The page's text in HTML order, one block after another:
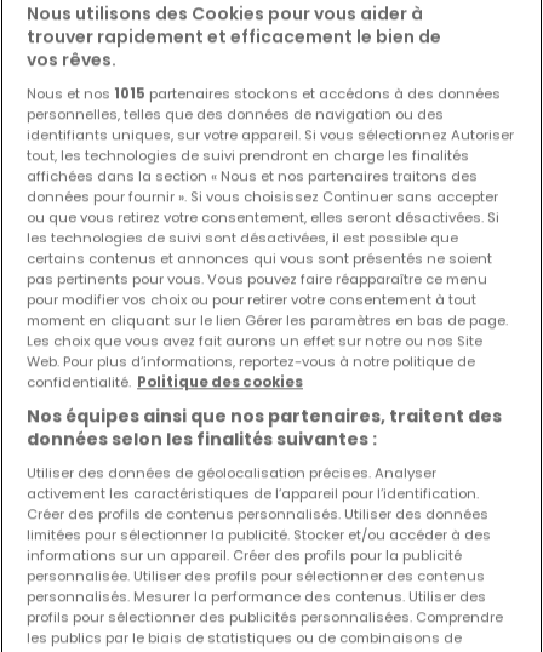
Terrain non constructible à vendre àHelmdange
549 000 €
62 ares
Nous utilisons des Cookies pour vous aider à
trouver rapidement et efficacement le bien de
vos rêves.
Nous et nos 1015 partenaires stockons et accédons à des données
personnelles, telles que des données de navigation ou des
identifiants uniques, sur votre appareil. Si vous sélectionnez Autoriser
tout, les technologies de suivi prendront en charge les finalités
affichées dans la section « Nous et nos partenaires traitons des
données pour fournir ». Si vous choisissez Continuer sans accepter
ou que vous retirez votre consentement, elles seront désactivées. Si
les technologies de suivi sont désactivées, il est possible que
certains contenus et annonces qui vous sont présentés ne soient
pas pertinents pour vous. Vous pouvez faire réapparaître ce menu
pour modifier vos choix ou pour retirer votre consentement à tout
moment en cliquant sur le lien Gérer les paramètres en bas de page.
Les choix que vous avez fait aurons un effet sur notre ou nos Site
Web. Pour plus d’informations, reportez-vous à notre politique de
confidentialité. Politique des cookies
Nos équipes ainsi que nos partenaires, traitent des
données selon les finalités suivantes :
Utiliser des données de géolocalisation précises. Analyser
activement les caractéristiques de l’appareil pour l’identification.
Créer des profils de contenus personnalisés. Utiliser des données
limitées pour sélectionner la publicité. Stocker et/ou accéder à des
informations sur un appareil. Créer des profils pour la publicité
personnalisée. Utiliser des profils pour sélectionner des contenus
personnalisés. Mesurer la performance des contenus. Utiliser des
profils pour sélectionner des publicités personnalisées. Comprendre
les publics par le biais de statistiques ou de combinaisons de